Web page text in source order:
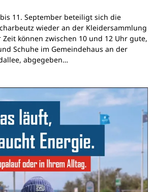
11. September beteiligt sich die
wieder an der Kleidersammlung
können zwischen 10 und 12 Uhr gute,
Schuhe im Gemeindehaus an der
abgegeben…